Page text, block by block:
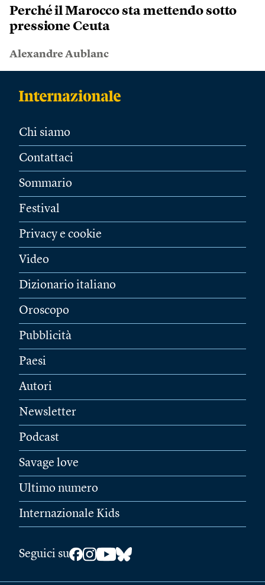
Perché il Marocco sta mettendo sotto
pressione Ceuta
Alexandre Aublanc
Chi siamo
Contattaci
Sommario
Festival
Privacy e cookie
Video
Dizionario italiano
Oroscopo
Pubblicità
Paesi
Autori
Newsletter
Podcast
Savage love
Ultimo numero
Internazionale Kids
Seguici su